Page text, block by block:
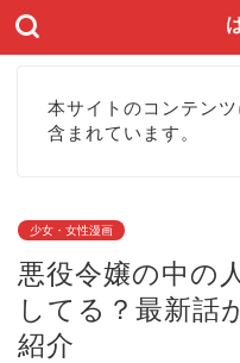
本サイトのコンテン
含まれています。
少女・女性漫画
悪役令嬢の中の
してる？最新話
紹介